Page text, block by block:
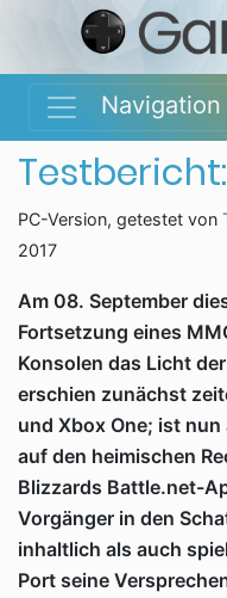
Navigation
PC-Version, getestet von
2017
Am 08. September
Fortsetzung eines
Konsolen das Licht
erschien zunächst
und Xbox One; ist
auf den heimischen
Blizzards Battle.net-
Vorgänger in den
inhaltlich als auch
Port seine